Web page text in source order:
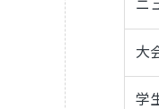
ニ
大
学